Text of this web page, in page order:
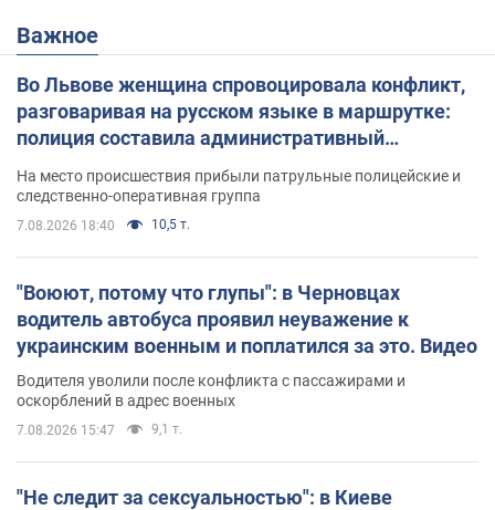
Важное
Во Львове женщина спровоцировала конфликт,
разговаривая на русском языке в маршрутке:
полиция составила административный
На место происшествия прибыли патрульные полицейские и
следственно-оперативная группа
7.08.2026 18:40 10,5 т.
"Воюют, потому что глупы": в Черновцах
водитель автобуса проявил неуважение к
украинским военным и поплатился за это. Видео
Водителя уволили после конфликта с пассажирами и
оскорблений в адрес военных
7.08.2026 15:47 9,1 т.
"Не следит за сексуальностью": в Киеве